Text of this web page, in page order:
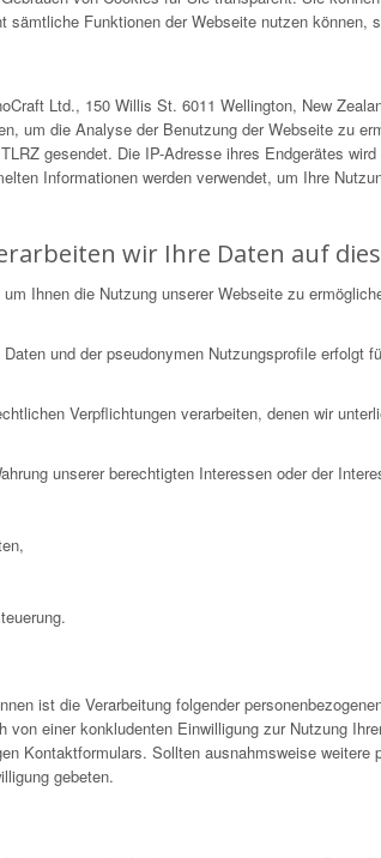
Funktionen der Webseite nutzen
Ltd., 150 Willis St. 6011 Wellington, New
um die Analyse der Benutzung der Webseite zu
gesendet. Die IP-Adresse ihres Endgerätes
Informationen werden verwendet, um Ihre
wir Ihre Daten auf
Ihnen die Nutzung unserer Webseite zu
und der pseudonymen Nutzungsprofile erfolgt
Verpflichtungen verarbeiten, denen wir
unserer berechtigten Interessen oder der
ist die Verarbeitung folgender
einer konkludenten Einwilligung zur Nutzung
Kontaktformulars. Sollten ausnahmsweise weitere
gebeten.